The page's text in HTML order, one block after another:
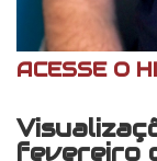
ACESSE O
fevereiro